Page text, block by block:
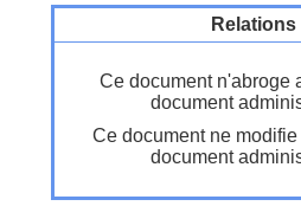
Ce document n'abroge
document
Ce document ne
document